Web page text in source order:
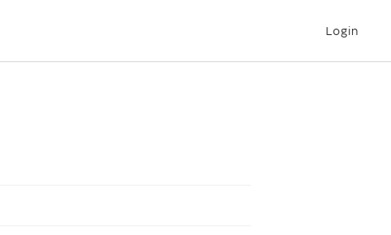
Login